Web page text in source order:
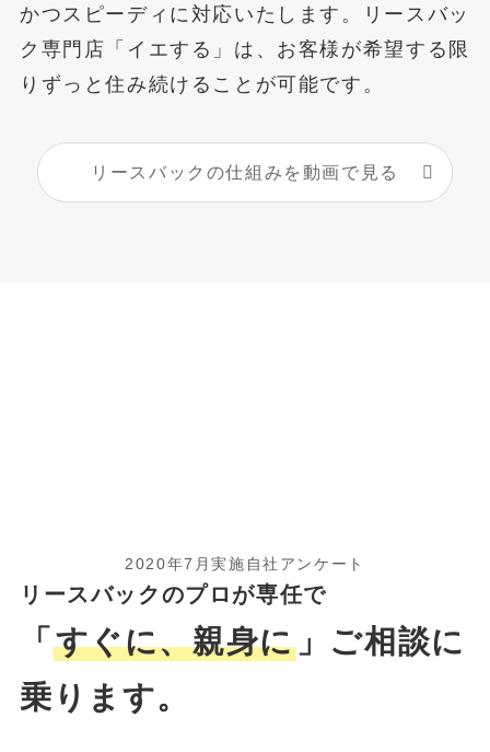
かつスピーディに対応いたします。リースバッ
ク専門店「イエする」は、お客様が希望する限
りずっと住み続けることが可能です。
リースバックの仕組みを動画で見る
2020年7月実施自社アンケート
リースバックのプロが専任で
「 すぐに、親身に」ご相談に
乗ります。